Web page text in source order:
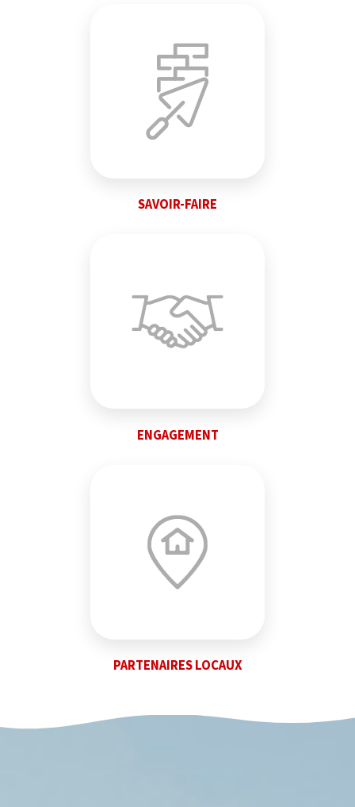
SAVOIR-FAIRE
ENGAGEMENT
PARTENAIRES LOCAUX